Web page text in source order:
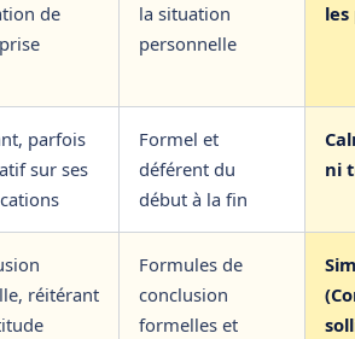
de
la situation
personnelle
parfois
sur ses
Formel et
déférent du
début à la fin
ni
réitérant
Formules de
conclusion
formelles et